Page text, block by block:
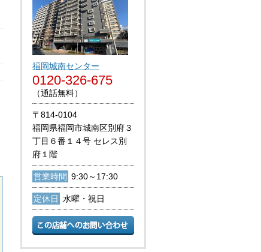
福岡城南センター
0120-326-675
（通話無料）
〒814-0104
福岡県福岡市城南区別府３
丁目６番１４号 セレス別
府１階
営業時間 9:30～17:30
定休日 水曜・祝日